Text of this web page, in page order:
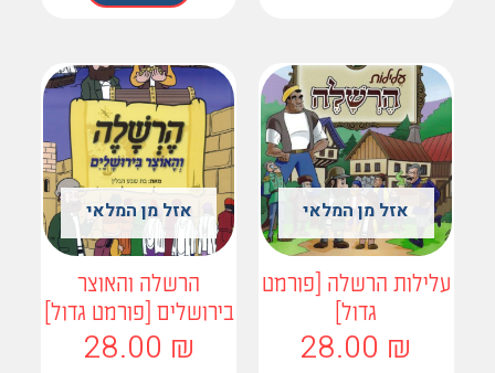
אזל מן המלאי
הרשלה [פורמט
28.00
אזל מן המלאי
הרשלה והאוצר
בירושלים [פורמט גדול]
28.00